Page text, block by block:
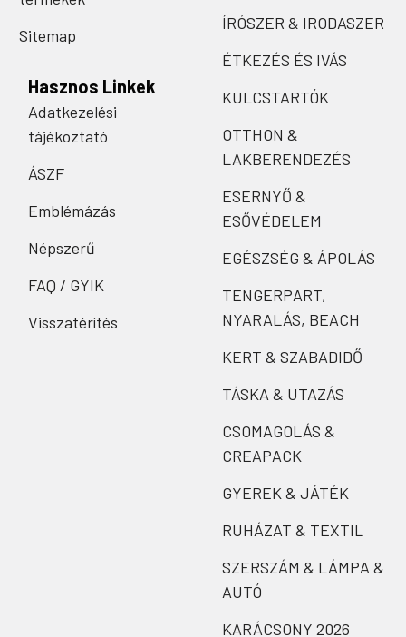
Sitemap
Hasznos Linkek
Adatkezelési
tájékoztató
ÁSZF
Emblémázás
Népszerű
FAQ / GYIK
Visszatérítés
ÍRÓSZER & IRODASZER
ÉTKEZÉS ÉS IVÁS
KULCSTARTÓK
OTTHON &
LAKBERENDEZÉS
ESERNYŐ &
ESŐVÉDELEM
EGÉSZSÉG & ÁPOLÁS
TENGERPART,
NYARALÁS, BEACH
KERT & SZABADIDŐ
TÁSKA & UTAZÁS
CSOMAGOLÁS &
CREAPACK
GYEREK & JÁTÉK
RUHÁZAT & TEXTIL
SZERSZÁM & LÁMPA &
AUTÓ
KARÁCSONY 2026